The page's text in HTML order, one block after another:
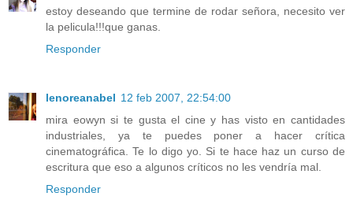
estoy deseando que termine de rodar señora, necesito ver
la pelicula!!!que ganas.
Responder
lenoreanabel 12 feb 2007, 22:54:00
mira eowyn si te gusta el cine y has visto en cantidades
industriales, ya te puedes poner a hacer crítica
cinematográfica. Te lo digo yo. Si te hace haz un curso de
escritura que eso a algunos críticos no les vendría mal.
Responder